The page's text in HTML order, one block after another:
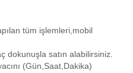
tüm işlemleri,mobil
dokunuşla satın alabilirsiniz.
(Gün,Saat,Dakika)